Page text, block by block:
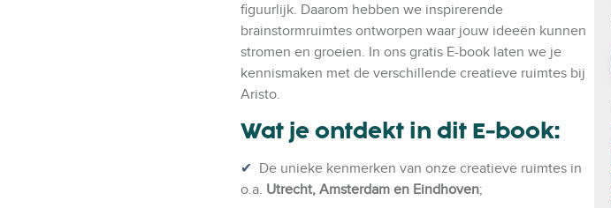
figuurlijk. Daarom hebben we inspirerende
brainstormruimtes ontworpen waar jouw ideeën kunnen
stromen en groeien. In ons gratis E-book laten we je
kennismaken met de verschillende creatieve ruimtes bij
Aristo.
Wat je ontdekt in dit E-book:
✔ De unieke kenmerken van onze creatieve ruimtes in
o.a. Utrecht, Amsterdam en Eindhoven;